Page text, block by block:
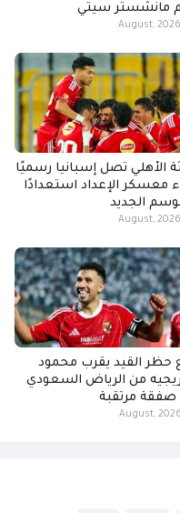
مانشستر سيتي
الأهلي تصل إسبانيا رسميًا
معسكر الإعداد استعدادًا
الجديد
حظر القيد يقرب محمود
من الرياض السعودي
صفقة مرتقبة